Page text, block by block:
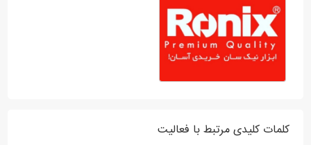
کلمات کلیدی مرتبط با فعالیت